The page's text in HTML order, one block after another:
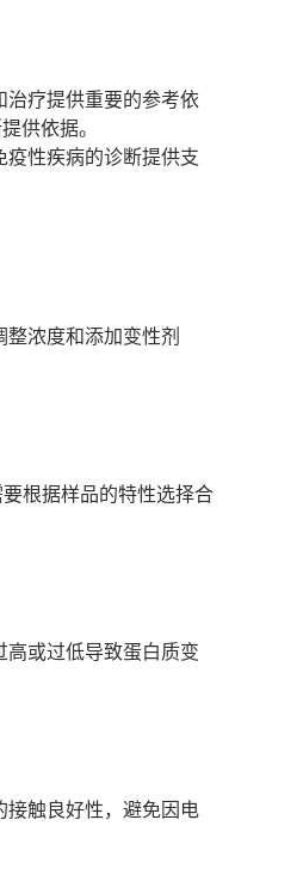
疗提供重要的参考依
供依据。
性疾病的诊断提供支
浓度和添加变性剂
根据样品的特性选择合
或过低导致蛋白质变
接触良好性，避免因电